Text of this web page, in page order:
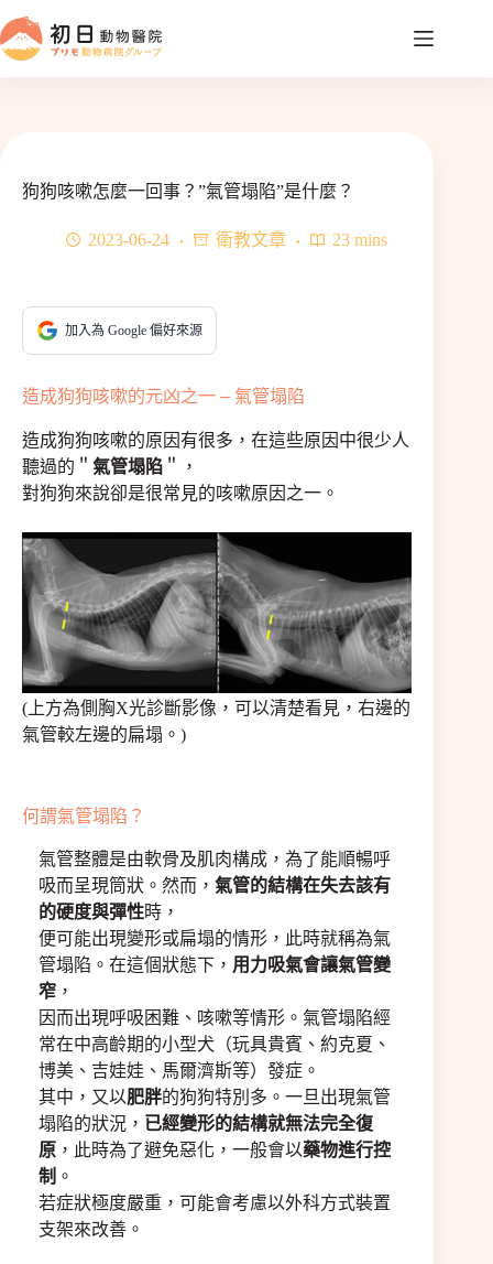
至
主
狗狗咳嗽怎麼一回事？”氣管塌陷”是什麼？
2023-06-24 衛教文章 23 mins
加入為 Google 偏好來源
造成狗狗咳嗽的元凶之一 – 氣管塌陷
造成狗狗咳嗽的原因有很多，在這些原因中很少人
聽過的＂ 氣管塌陷 ＂，
對狗狗來說卻是很常見的咳嗽原因之一。
(上方為側胸X光診斷影像，可以清楚看見，右邊的
氣管較左邊的扁塌。)
何謂氣管塌陷？
氣管整體是由軟骨及肌肉構成，為了能順暢呼
吸而呈現筒狀。然而， 氣管的結構在失去該有
的硬度與彈性時，
便可能出現變形或扁塌的情形，此時就稱為氣
管塌陷。在這個狀態下， 用力吸氣會讓氣管變
窄 ，
因而出現呼吸困難、咳嗽等情形。氣管塌陷經
常在中高齡期的小型犬（玩具貴賓、約克夏、
博美、吉娃娃、馬爾濟斯等）發症。
其中，又以肥胖的狗狗特別多。一旦出現氣管
塌陷的狀況， 已經變形的結構就無法完全復
原 ，此時為了避免惡化，一般會以藥物進行控
制 。
若症狀極度嚴重，可能會考慮以外科方式裝置
支架來改善。